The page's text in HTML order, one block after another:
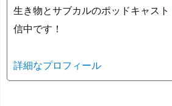
生き物とサブカルのポッドキャスト
信中です！
詳細なプロフィール